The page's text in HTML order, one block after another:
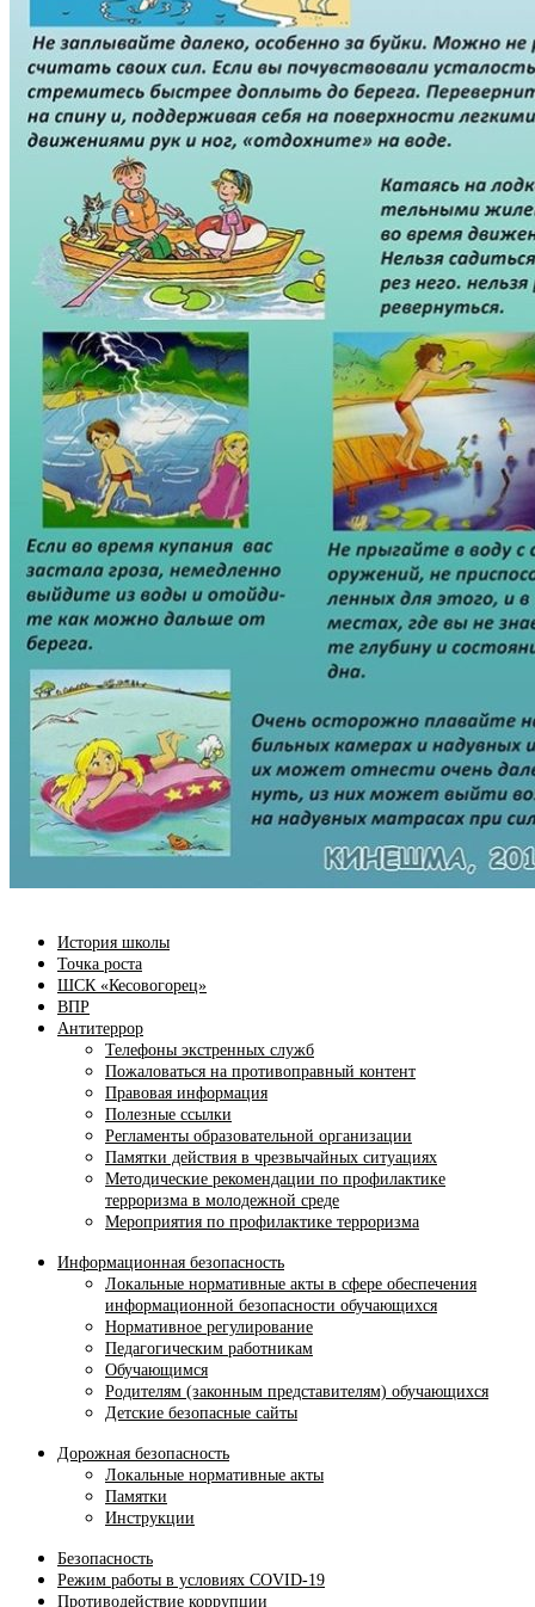
История школы
Точка роста
ШСК «Кесовогорец»
ВПР
Антитеррор
Телефоны экстренных служб
Пожаловаться на противоправный контент
Правовая информация
Полезные ссылки
Регламенты образовательной организации
Памятки действия в чрезвычайных ситуациях
Методические рекомендации по профилактике
терроризма в молодежной среде
Мероприятия по профилактике терроризма
Информационная безопасность
Локальные нормативные акты в сфере обеспечения
информационной безопасности обучающихся
Нормативное регулирование
Педагогическим работникам
Обучающимся
Родителям (законным представителям) обучающихся
Детские безопасные сайты
Дорожная безопасность
Локальные нормативные акты
Памятки
Инструкции
Безопасность
Режим работы в условиях COVID-19
Противодействие коррупции